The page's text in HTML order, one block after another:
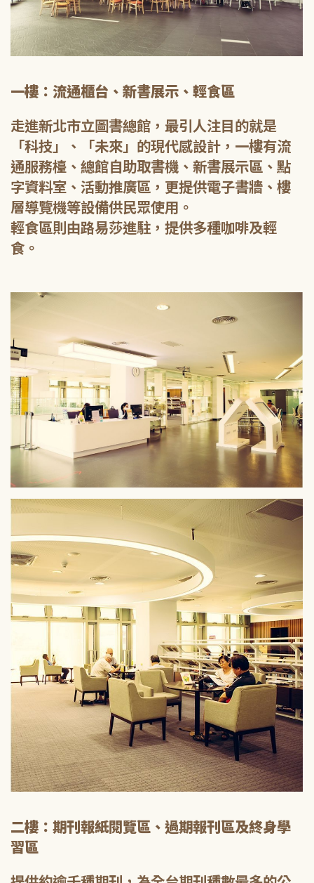
一樓：流通櫃台、新書展示、輕食區
走進新北市立圖書總館，最引人注目的就是
「科技」、「未來」的現代感設計，一樓有流
通服務檯、總館自助取書機、新書展示區、點
字資料室、活動推廣區，更提供電子書牆、樓
層導覽機等設備供民眾使用。
輕食區則由路易莎進駐，提供多種咖啡及輕
食。
二樓：期刊報紙閱覽區、過期報刊區及終身學
習區